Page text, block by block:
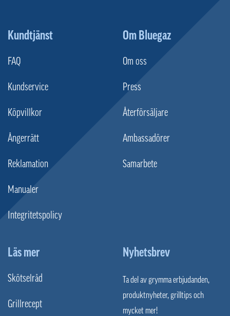
Kundtjänst
FAQ
Kundservice
Köpvillkor
Ångerrätt
Reklamation
Manualer
Integritetspolicy
Om Bluegaz
Om oss
Press
Återförsäljare
Ambassadörer
Samarbete
Läs mer
Skötselråd
Grillrecept
Nyhetsbrev
Ta del av grymma erbjudanden,
produktnyheter, grilltips och
mycket mer!